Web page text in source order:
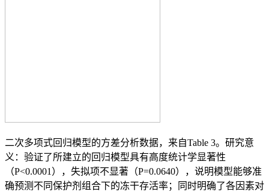
二次多项式回归模型的方差分析数据，来自Table 3。研究意
义：验证了所建立的回归模型具有高度统计学显著性
（P<0.0001），失拟项不显著（P=0.0640），说明模型能够准
确预测不同保护剂组合下的冻干存活率；同时明确了各因素对